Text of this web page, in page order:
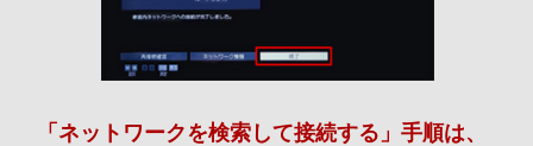
「ネットワークを検索して接続する」手順は、